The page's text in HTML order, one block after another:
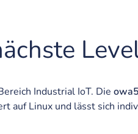
Industrial IoT. Die
auf Linux und lässt sich